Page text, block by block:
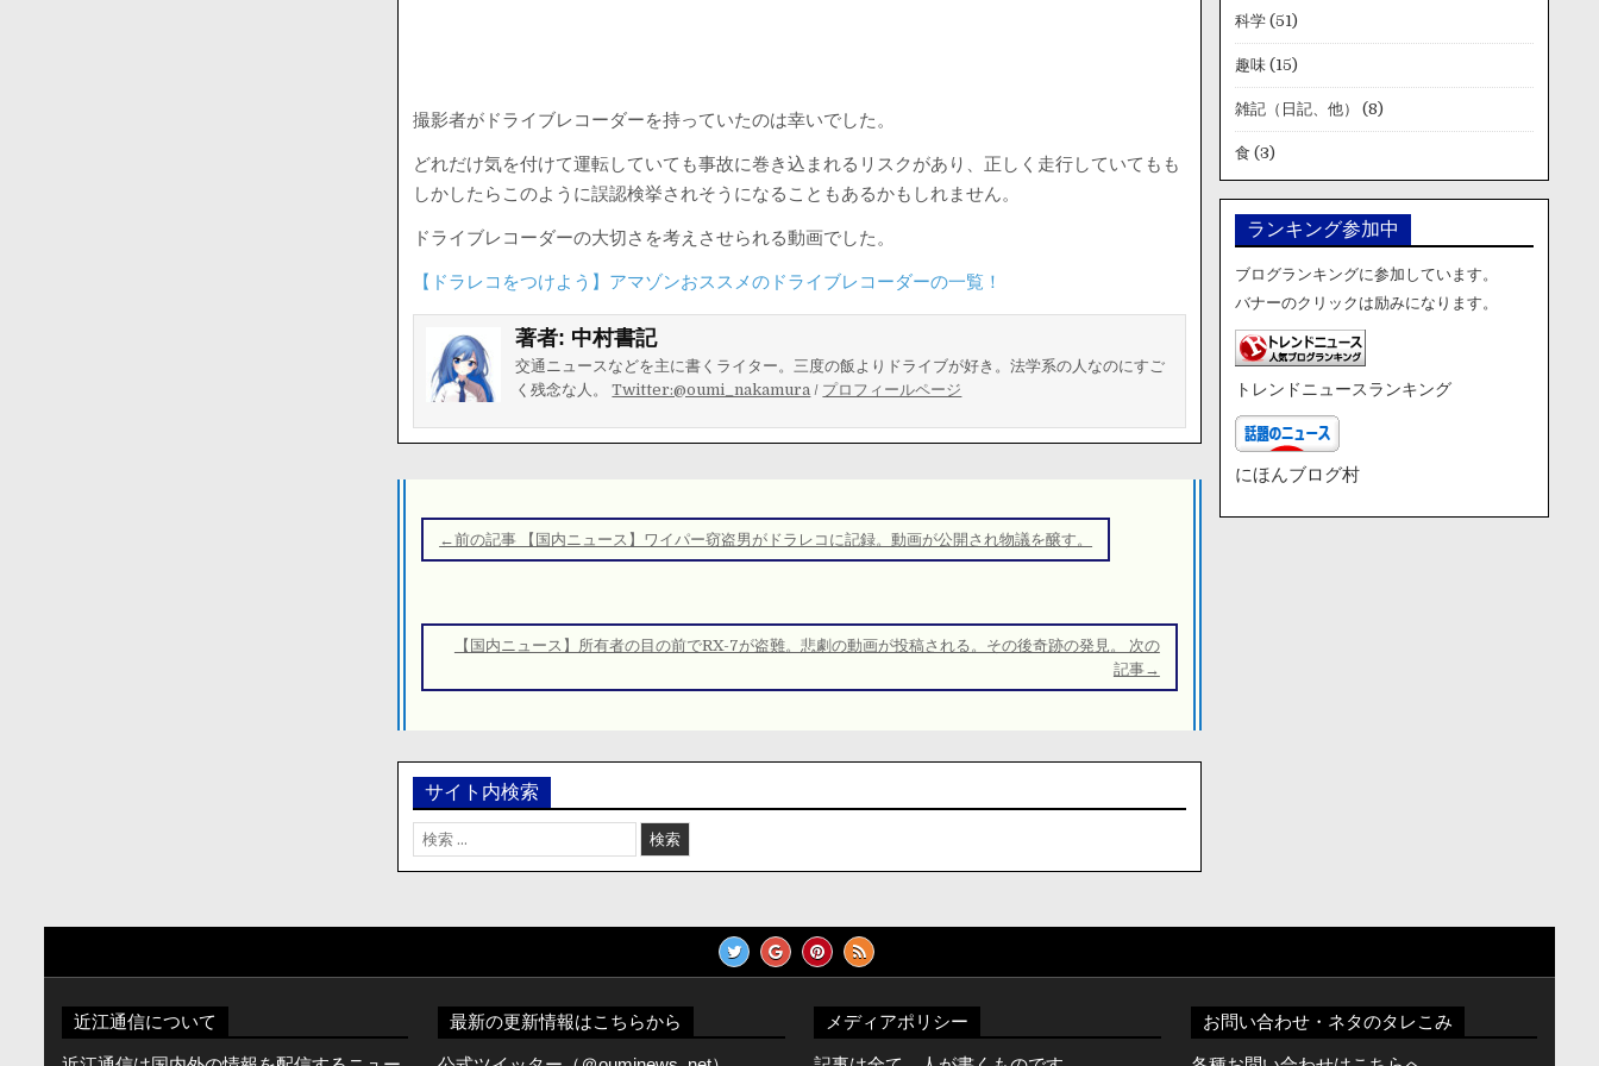
撮影者がドライブレコーダーを持っていたのは幸いでした。
どれだけ気を付けて運転していても事故に巻き込まれるリスクがあり、正しく走行していてもも
しかしたらこのように誤認検挙されそうになることもあるかもしれません。
ドライブレコーダーの大切さを考えさせられる動画でした。
【ドラレコをつけよう】アマゾンおススメのドライブレコーダーの一覧！
著者: 中村書記
交通ニュースなどを主に書くライター。三度の飯よりドライブが好き。法学系の人なのにすご
く残念な人。Twitter:@oumi_nakamura / プロフィールページ
稿
ナ
ゲ
シ
ン
←前の記事 【国内ニュース】ワイパー窃盗男がドラレコに記録。動画が公開され物議を醸す。
【国内ニュース】所有者の目の前でRX-7が盗難。悲劇の動画が投稿される。その後奇跡の発見。 次の
記事→
サイト内検索
検
索:
科学(51)
趣味(15)
雑記（日記、他） (8)
食 (3)
ランキング参加中
ブログランキングに参加しています。
バナーのクリックは励みになります。
トレンドニュースランキング
にほんブログ村
近江通信について 最新の更新情報はこちらから メディアポリシー お問い合わせ・ネタのタレこみ